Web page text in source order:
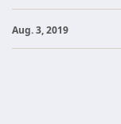
Aug. 3, 2019